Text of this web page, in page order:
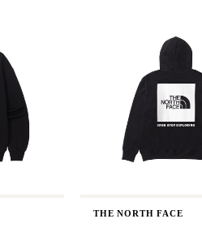
THE NORTH FACE